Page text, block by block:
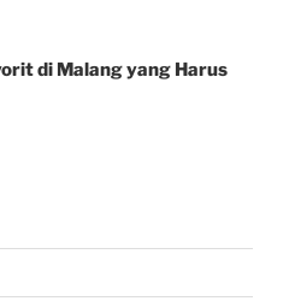
di Malang yang Harus